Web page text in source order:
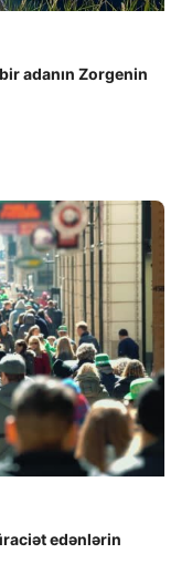
adanın Zorgenin
edənlərin